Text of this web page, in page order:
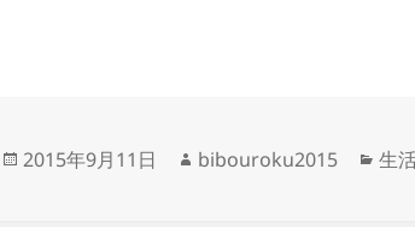
投
2015年9月11日
作
bibouroku2015
カ
生